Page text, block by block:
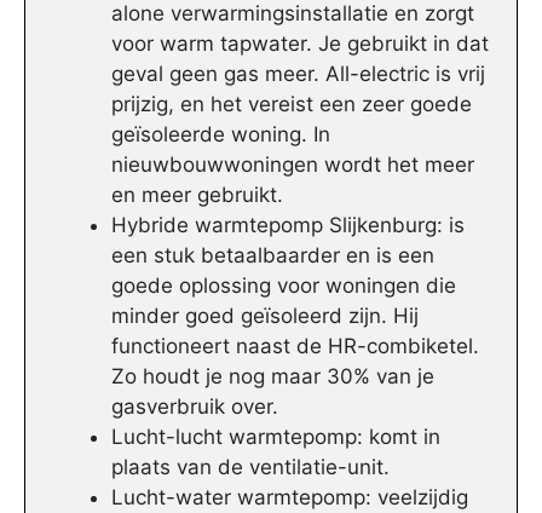
alone verwarmingsinstallatie en zorgt
voor warm tapwater. Je gebruikt in dat
geval geen gas meer. All-electric is vrij
prijzig, en het vereist een zeer goede
geïsoleerde woning. In
nieuwbouwwoningen wordt het meer
en meer gebruikt.
Hybride warmtepomp Slijkenburg: is
een stuk betaalbaarder en is een
goede oplossing voor woningen die
minder goed geïsoleerd zijn. Hij
functioneert naast de HR-combiketel.
Zo houdt je nog maar 30% van je
gasverbruik over.
Lucht-lucht warmtepomp: komt in
plaats van de ventilatie-unit.
Lucht-water warmtepomp: veelzijdig